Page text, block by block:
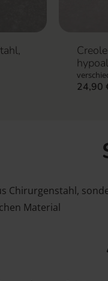
24,90
Chirurgenstahl,
Material